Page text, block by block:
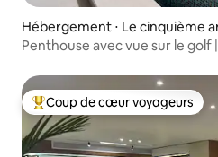
Hébergement ⋅ Le cinquième
Penthouse avec vue sur le golf
Coups de cœur voyageurs les
Coup de cœur voyageurs